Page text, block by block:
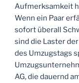
Aufmerksamkeit
Wenn ein Paar
sofort überall
sind die Laster
des Umzugstags
AG, die dauernd